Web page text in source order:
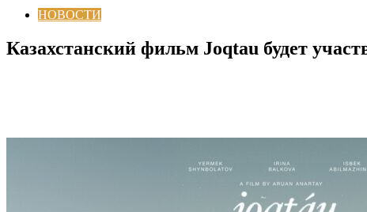
НОВОСТИ
Казахстанский фильм Joqtau будет